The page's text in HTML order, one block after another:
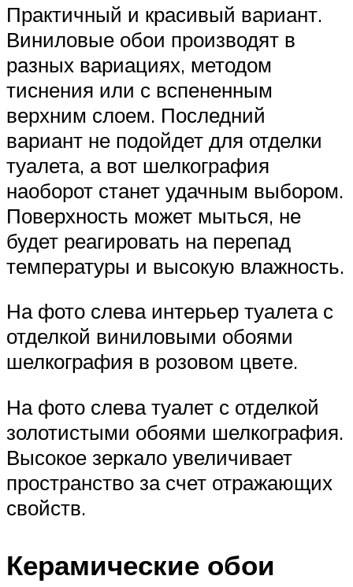
Практичный и красивый вариант.
Виниловые обои производят в
разных вариациях, методом
тиснения или с вспененным
верхним слоем. Последний
вариант не подойдет для отделки
туалета, а вот шелкография
наоборот станет удачным выбором.
Поверхность может мыться, не
будет реагировать на перепад
температуры и высокую влажность.
На фото слева интерьер туалета с
отделкой виниловыми обоями
шелкография в розовом цвете.
На фото слева туалет с отделкой
золотистыми обоями шелкография.
Высокое зеркало увеличивает
пространство за счет отражающих
свойств.
Керамические обои